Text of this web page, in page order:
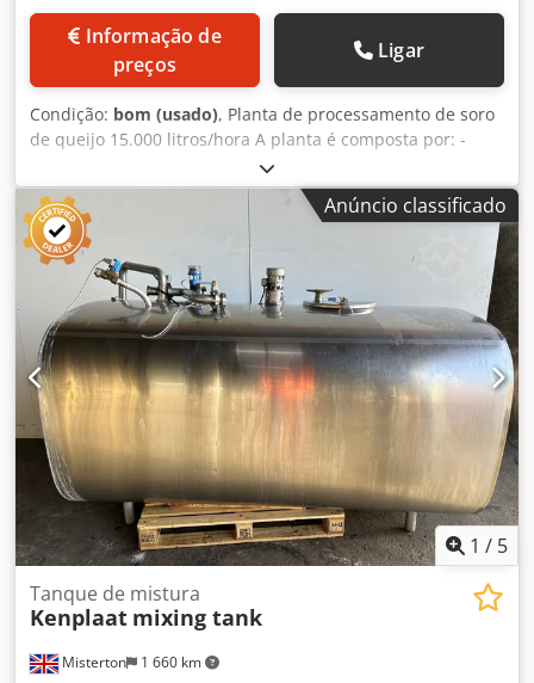
preços
Ligar
Condição: bom (usado), Planta de processamento de soro
de queijo 15.000 litros/hora A planta é composta por: -
Tanque em aço inoxidável de 250 litros - Bomba de
produto de 15.000 litros/hora equipada com motor de 5,5
kW - Permutador de calor de placas Tetra plex C8 SR
Dwsdpjzdz Nfjfx Apwea - Unidade SWEP com juntas para
preparação de água quente - Bomba de água quente
equipada com motor de 3,0 kW - Válvula automática de
vapor liga/desliga - Válvula moduladora de vapor - Purga e
filtro de vapor - Tubo de retenção - Tubulação e válvulas
incluindo 3 unidades de válvula desviadora de fluxo de 2"
com 3 vias - RTDs para água quente, soro quente e soro
frio - Sonda de nível alto para o tanque de compensação
Anúncio classificado
1 / 5
Misterton 1 660 km
Tanque de mistura
Kenplaat mixing tank